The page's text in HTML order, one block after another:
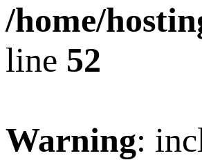
/home/
line 52
Warning: